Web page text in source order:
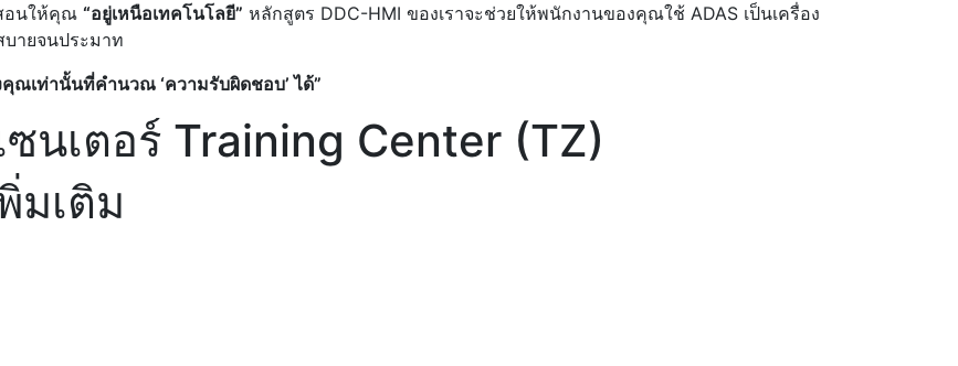
อนให้คุณ “อยู่เหนือเทคโนโลยี” หลักสูตร DDC-HMI ของเราจะช่วยให้พนักงานของคุณใช้ ADAS เป็นเครื่อง
บายจนประมาท
ณเท่านั้นที่คำนวณ ‘ความรับผิดชอบ’ ได้”
นเตอร์ Training Center (TZ)
มเติม